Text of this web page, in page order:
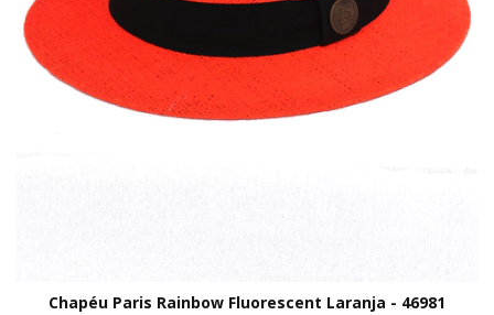
Chapéu Paris Rainbow Fluorescent Laranja - 46981